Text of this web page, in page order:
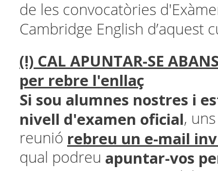
de les convocatòries
Cambridge English d’aquest
(!) CAL APUNTAR-SE
per rebre l'enllaç
Si sou alumnes nostres i
nivell d'examen oficial,
reunió rebreu un e-mail
qual podreu apuntar-vos